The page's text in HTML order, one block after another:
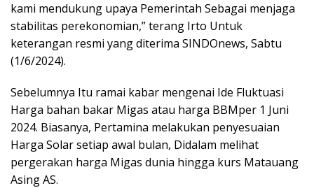
kami mendukung upaya Pemerintah Sebagai menjaga
stabilitas perekonomian,” terang Irto Untuk
keterangan resmi yang diterima SINDOnews, Sabtu
(1/6/2024).
Sebelumnya Itu ramai kabar mengenai Ide Fluktuasi
Harga bahan bakar Migas atau harga BBMper 1 Juni
2024. Biasanya, Pertamina melakukan penyesuaian
Harga Solar setiap awal bulan, Didalam melihat
pergerakan harga Migas dunia hingga kurs Matauang
Asing AS.